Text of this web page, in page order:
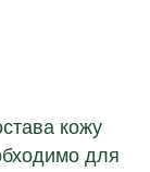
кожу
для